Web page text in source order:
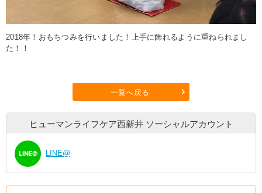
2018年！おもちつみを行いました！上手に飾れるように重ねられまし
た！！
一覧へ戻る
ヒューマンライフケア西新井 ソーシャルアカウント
LINE@